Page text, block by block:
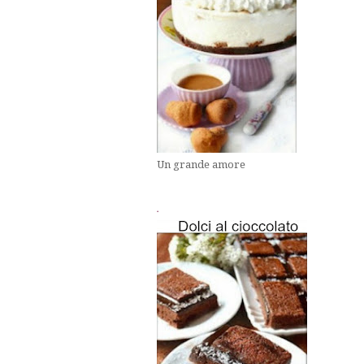
Un grande amore
.